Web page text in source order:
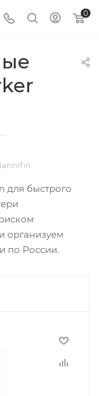
0
для быстрого
организуем
по России.